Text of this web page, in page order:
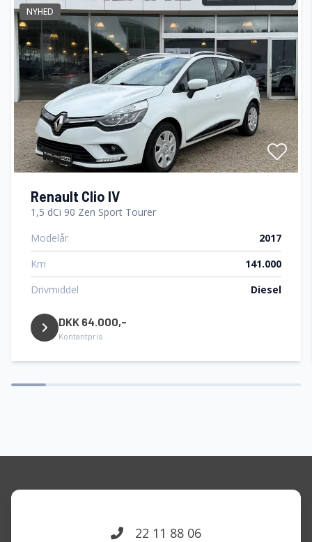
Fuldautomatisk klimaanlæg
Højdejusterbart førersæde
Isofix
Splitbagsæder
Sædevarme
NYHED
Renault Clio IV
1,5 dCi 90 Zen Sport Tourer
Modelår
2017
Km
141.000
Drivmiddel
Diesel
DKK 64.000,-
Kontantpris
22 11 88 06